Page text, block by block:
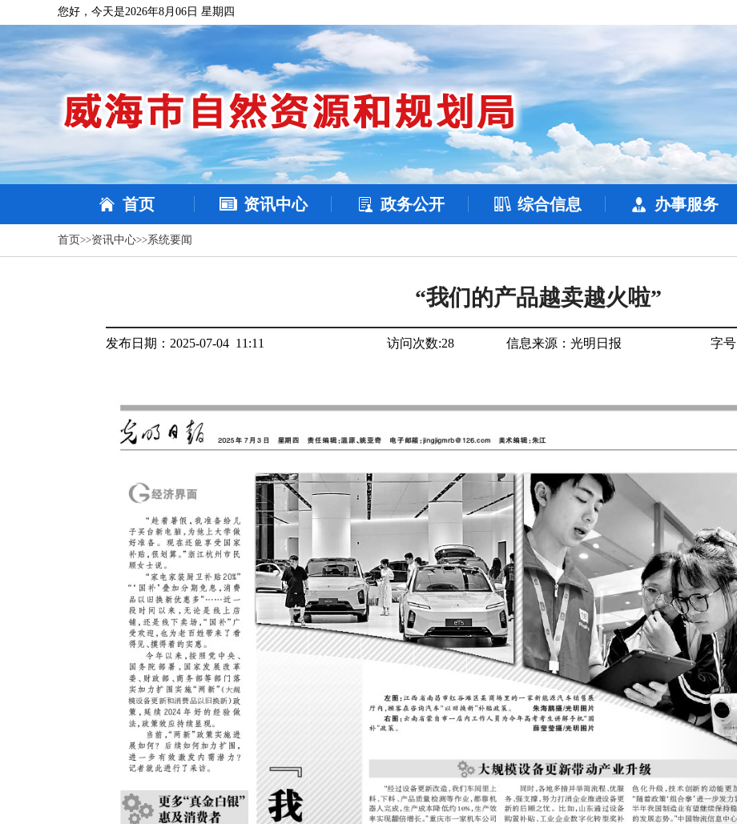
您好，今天是2026年8月06日 星期四
首页 资讯中心 政务公开 综合信息 办事服务
首页>>资讯中心>>系统要闻
“我们的产品越卖越火啦”
发布日期：2025-07-04 11:11 访问次数:28 信息来源： 光明日报 字号